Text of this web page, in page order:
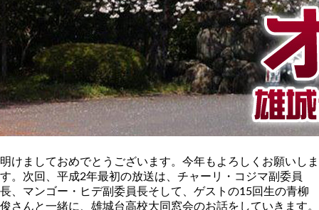
明けましておめでとうございます。今年もよろしくお願いしま
す。次回、平成2年最初の放送は、チャーリ・コジマ副委員
長、マンゴー・ヒデ副委員長そして、ゲストの15回生の青柳
俊さんと一緒に、雄城台高校大同窓会のお話をしていきます。